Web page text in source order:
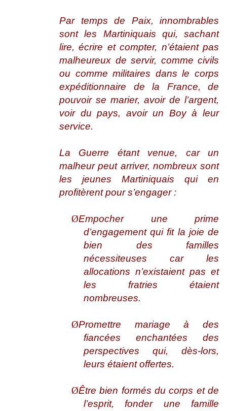
Par temps de Paix, innombrables
sont les Martiniquais qui, sachant
lire, écrire et compter, n’étaient pas
malheureux de servir, comme civils
ou comme militaires dans le corps
expéditionnaire de la France, de
pouvoir se marier, avoir de l’argent,
voir du pays, avoir un Boy à leur
service.
La Guerre étant venue, car un
malheur peut arriver, nombreux sont
les jeunes Martiniquais qui en
profitèrent pour s’engager :
ØEmpocher une prime
d’engagement qui fit la joie de
bien des familles
nécessiteuses car les
allocations n’existaient pas et
les fratries étaient
nombreuses.
ØPromettre mariage à des
fiancées enchantées des
perspectives qui, dès-lors,
leurs étaient offertes.
ØÊtre bien formés du corps et de
l’esprit, fonder une famille